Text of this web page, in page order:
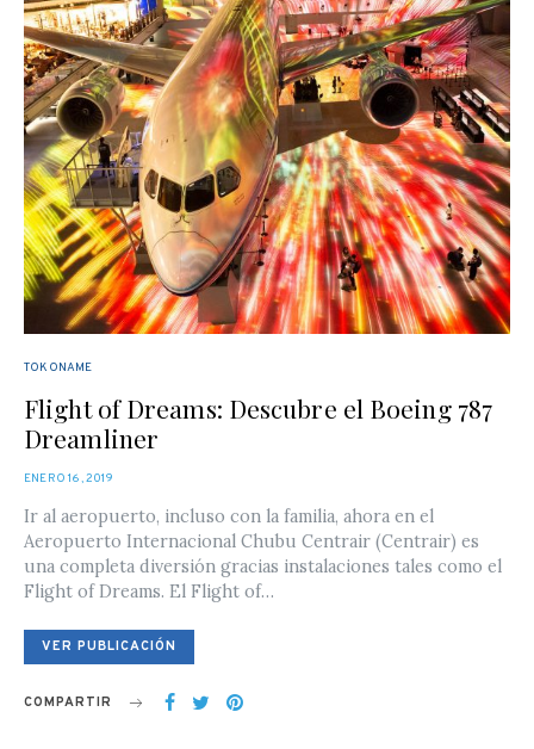
TOKONAME
Flight of Dreams: Descubre el Boeing 787
Dreamliner
POSTED
ENERO 16, 2019
Ir al aeropuerto, incluso con la familia, ahora en el
Aeropuerto Internacional Chubu Centrair (Centrair) es
una completa diversión gracias instalaciones tales como el
Flight of Dreams. El Flight of…
VER PUBLICACIÓN
COMPARTIR